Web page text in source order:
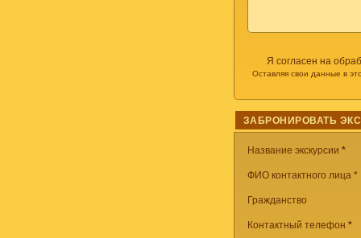
Я согласен на
Оставляя свои данные в
ЗАБРОНИРОВАТЬ
Название экскурсии *
ФИО контактного лица *
Гражданство
Контактный телефон *